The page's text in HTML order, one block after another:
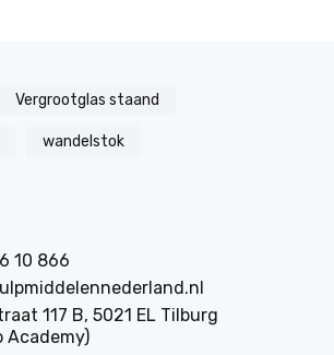
Vergrootglas staand
wandelstok
10 866
117 B, 5021 EL Tilburg
Academy)